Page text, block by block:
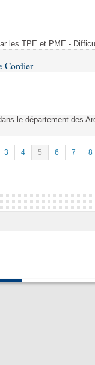
les TPE et PME -
Cordier
le département des
3 4 5 6 7 8